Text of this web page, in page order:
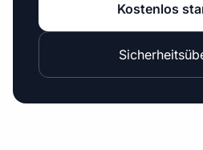
Kostenlos